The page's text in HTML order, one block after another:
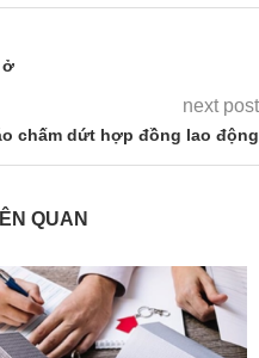
ở
next post
chấm dứt hợp đồng lao động
QUAN